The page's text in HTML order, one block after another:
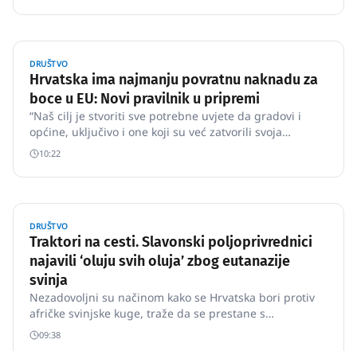
DRUŠTVO
Hrvatska ima najmanju povratnu naknadu za
boce u EU: Novi pravilnik u pripremi
“Naš cilj je stvoriti sve potrebne uvjete da gradovi i
općine, uključivo i one koji su već zatvorili svoja
odlagališta, imaju mogućnost odlagati komunalni
otpad na nekom od još aktivnih uređenih odlagališta, a
koji će egzistirati do izgradnje županijskih/regionalnih
10:22
DRUŠTVO
Traktori na cesti. Slavonski poljoprivrednici
najavili ‘oluju svih oluja’ zbog eutanazije
svinja
Nezadovoljni su načinom kako se Hrvatska bori protiv
afričke svinjske kuge, traže da se prestane s
eutanaziranjem svinja te da se dozvoli promet
životinjama koje nisu zaražene i njihovim mesom, kao i
09:38